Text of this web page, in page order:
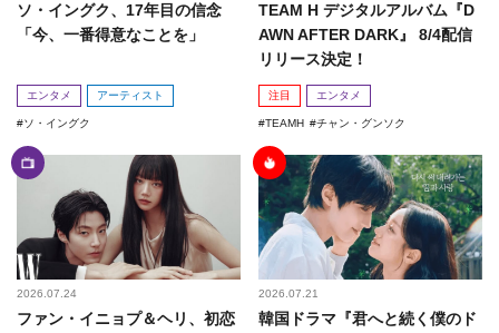
ソ・イングク、17年目の信念
「今、一番得意なことを」
エンタメ アーティスト
ソ・イングク
TEAM H デジタルアルバム『D
AWN AFTER DARK』 8/4配信
リリース決定！
注目 エンタメ
TEAMH チャン・グンソク
2026.07.24
ファン・イニョプ＆ヘリ、初恋
2026.07.21
韓国ドラマ『君へと続く僕のド